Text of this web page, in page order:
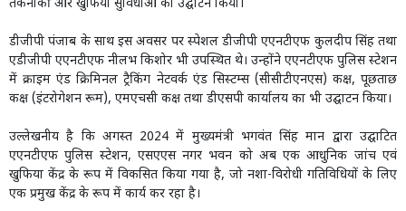
तकनीकी और खुफिया सुविधाओं का उद्घाटन किया।
डीजीपी पंजाब के साथ इस अवसर पर स्पेशल डीजीपी एएनटीएफ कुलदीप सिंह तथा
एडीजीपी एएनटीएफ नीलभ किशोर भी उपस्थित थे। उन्होंने एएनटीएफ पुलिस स्टेशन
में क्राइम एंड क्रिमिनल ट्रैकिंग नेटवर्क एंड सिस्टम्स (सीसीटीएनएस) कक्ष, पूछताछ
कक्ष (इंटरोगेशन रूम), एमएचसी कक्ष तथा डीएसपी कार्यालय का भी उद्घाटन किया।
उल्लेखनीय है कि अगस्त 2024 में मुख्यमंत्री भगवंत सिंह मान द्वारा उद्घाटित
एएनटीएफ पुलिस स्टेशन, एसएएस नगर भवन को अब एक आधुनिक जांच एवं
खुफिया केंद्र के रूप में विकसित किया गया है, जो नशा-विरोधी गतिविधियों के लिए
एक प्रमुख केंद्र के रूप में कार्य कर रहा है।